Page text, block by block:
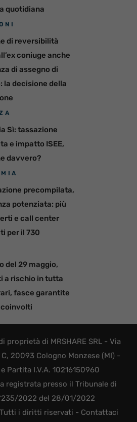
quotidiana
di reversibilità
coniuge anche
di assegno di
la decisione della
Sì: tassazione
e impatto ISEE,
davvero?
precompilata,
potenziata: più
e call center
per il 730
del 29 maggio,
a rischio in tutta
fasce garantite
proprietà di MRSHARE SRL - Via
20093 Cologno Monzese (MI) -
Partita I.V.A. 10216150960
registrata presso il Tribunale di
2022 del 28/01/2022
i diritti riservati - Contattaci